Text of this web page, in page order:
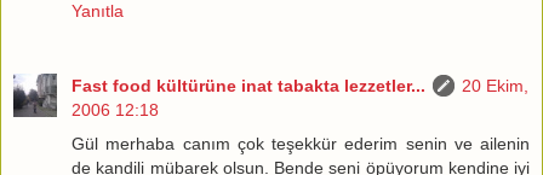
Yanıtla
Fast food kültürüne inat tabakta lezzetler...
20 Ekim,
2006 12:18
Gül merhaba canım çok teşekkür ederim senin ve ailenin
de kandili mübarek olsun. Bende seni öpüyorum kendine iyi